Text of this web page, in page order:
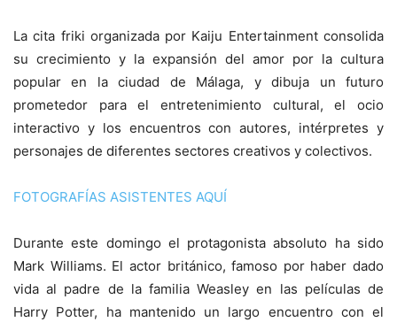
La cita friki organizada por Kaiju Entertainment consolida
su crecimiento y la expansión del amor por la cultura
popular en la ciudad de Málaga, y dibuja un futuro
prometedor para el entretenimiento cultural, el ocio
interactivo y los encuentros con autores, intérpretes y
personajes de diferentes sectores creativos y colectivos.
FOTOGRAFÍAS ASISTENTES AQUÍ
Durante este domingo el protagonista absoluto ha sido
Mark Williams. El actor británico, famoso por haber dado
vida al padre de la familia Weasley en las películas de
Harry Potter, ha mantenido un largo encuentro con el